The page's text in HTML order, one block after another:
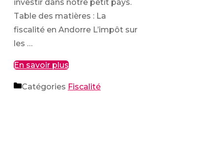
investir dans notre petit pays.
Table des matières : La
fiscalité en Andorre L’impôt sur
les …
En savoir plus
Catégories Fiscalité